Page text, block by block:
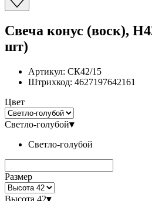
Свеча конус (воск),
шт)
Артикул: СК42/15
Штрихкод: 4627197642161
Цвет
Светло-голубой▾
Светло-голубой
Размер
Высота 42▾